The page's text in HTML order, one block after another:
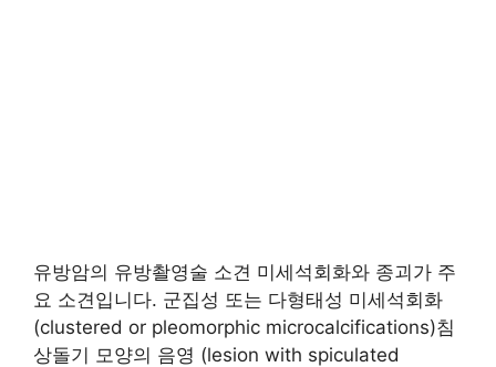
유방암의 유방촬영술 소견 미세석회화와 종괴가 주
요 소견입니다. 군집성 또는 다형태성 미세석회화
(clustered or pleomorphic microcalcifications)침
상돌기 모양의 음영 (lesion with spiculated